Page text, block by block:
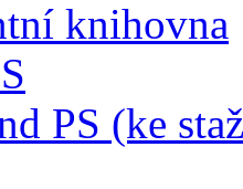
knihovna
PS (ke